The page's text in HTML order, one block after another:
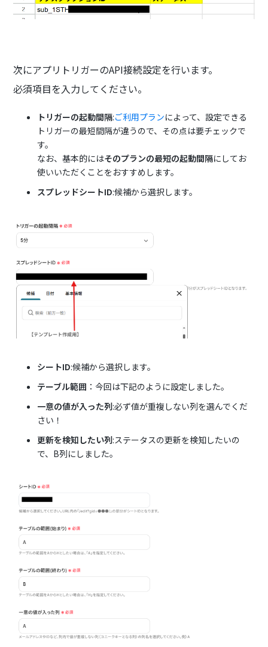
次にアプリトリガーのAPI接続設定を行います。
必須項目を入力してください。
トリガーの起動間隔:ご利用プランによって、設定できる
トリガーの最短間隔が違うので、その点は要チェックで
す。
なお、基本的にはそのプランの最短の起動間隔にしてお
使いいただくことをおすすめします。
スプレッドシートID:候補から選択します。
シートID:候補から選択します。
テーブル範囲 ：今回は下記のように設定しました。
一意の値が入った列:必ず値が重複しない列を選んでくだ
さい！
更新を検知したい列:ステータスの更新を検知したいの
で、B列にしました。